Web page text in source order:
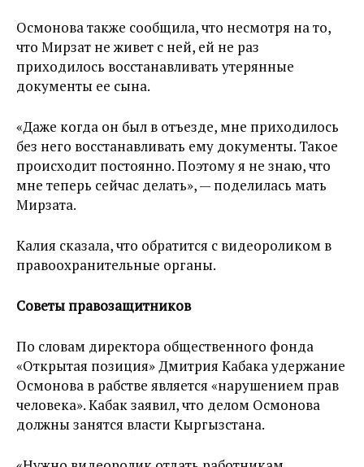
Осмонова также сообщила, что несмотря на то,
что Мирзат не живет с ней, ей не раз
приходилось восстанавливать утерянные
документы ее сына.
«Даже когда он был в отъезде, мне приходилось
без него восстанавливать ему документы. Такое
происходит постоянно. Поэтому я не знаю, что
мне теперь сейчас делать», — поделилась мать
Мирзата.
Калия сказала, что обратится с видеороликом в
правоохранительные органы.
Советы правозащитников
По словам директора общественного фонда
«Открытая позиция» Дмитрия Кабака удержание
Осмонова в рабстве является «нарушением прав
человека». Кабак заявил, что делом Осмонова
должны занятся власти Кыргызстана.